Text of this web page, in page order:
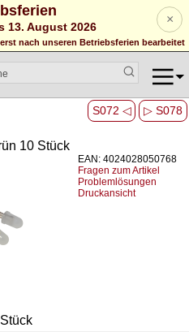
13. August 2026
nach unseren Betriebsferien bearbeitet
×
S072 ◁ ▷ S078
10 Stück
EAN: 4024028050768
Fragen zum Artikel
Problemlösungen
Druckansicht